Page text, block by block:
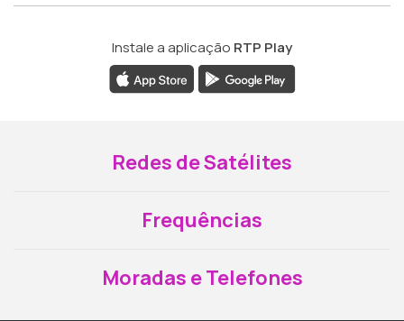
Instale a aplicação RTP Play
Redes de Satélites
Frequências
Moradas e Telefones